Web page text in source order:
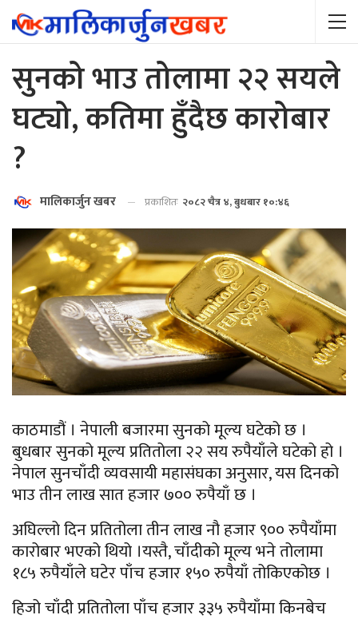
सुनको भाउ तोलामा २२ सयले
घट्यो, कतिमा हुँदैछ कारोबार
?
मालिकार्जुन खबर प्रकाशितः २०८२ चैत्र ४, बुधबार १०:४६
काठमाडौं । नेपाली बजारमा सुनको मूल्य घटेको छ ।
बुधबार सुनको मूल्य प्रतितोला २२ सय रुपैयाँले घटेको हो ।
नेपाल सुनचाँदी व्यवसायी महासंघका अनुसार, यस दिनको
भाउ तीन लाख सात हजार ७०० रुपैयाँ छ ।
अघिल्लो दिन प्रतितोला तीन लाख नौ हजार ९०० रुपैयाँमा
कारोबार भएको थियो ।यस्तै, चाँदीको मूल्य भने तोलामा
१८५ रुपैयाँले घटेर पाँच हजार १५० रुपैयाँ तोकिएकोछ ।
हिजो चाँदी प्रतितोला पाँच हजार ३३५ रुपैयाँमा किनबेच